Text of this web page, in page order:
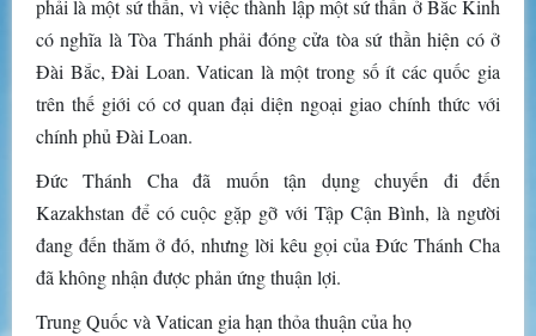
phải là một sứ thần, vì việc thành lập một sứ thần ở Bắc Kinh
có nghĩa là Tòa Thánh phải đóng cửa tòa sứ thần hiện có ở
Đài Bắc, Đài Loan. Vatican là một trong số ít các quốc gia
trên thế giới có cơ quan đại diện ngoại giao chính thức với
chính phủ Đài Loan.
Đức Thánh Cha đã muốn tận dụng chuyến đi đến
Kazakhstan để có cuộc gặp gỡ với Tập Cận Bình, là người
đang đến thăm ở đó, nhưng lời kêu gọi của Đức Thánh Cha
đã không nhận được phản ứng thuận lợi.
Trung Quốc và Vatican gia hạn thỏa thuận của họ